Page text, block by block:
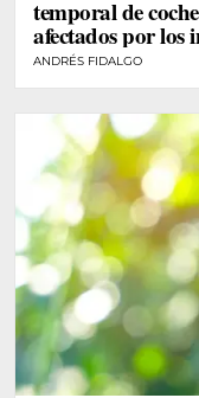
temporal de
afectados por los
ANDRÉS FIDALGO